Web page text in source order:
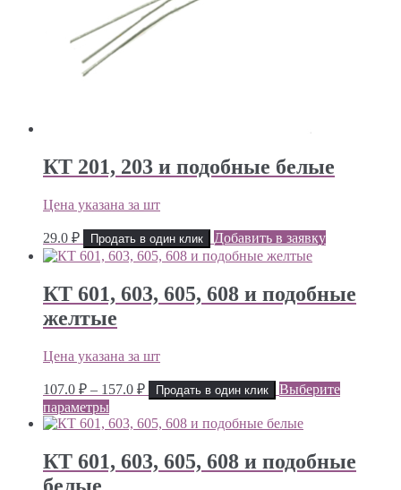
КТ 201, 203 и подобные белые
Цена указана за шт
29.0 ₽ Продать в один клик Добавить в заявку
КТ 601, 603, 605, 608 и подобные
желтые
Цена указана за шт
107.0 ₽ – 157.0 ₽Диапазон
цен:
107.0 ₽
157.0 ₽
Продать в один клик
Выберите
параметры
КТ 601, 603, 605, 608 и подобные
белые